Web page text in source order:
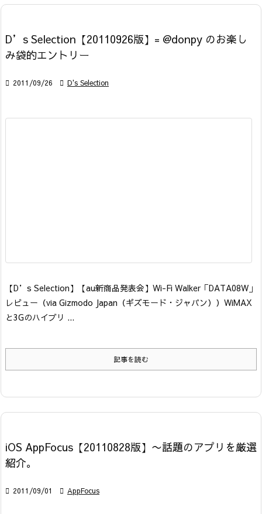
D’s Selection【20110926版】= @donpy のお楽し
み袋的エントリー
 2011/09/26  D's Selection
【D’s Selection】
【au新商品発表会】Wi-Fi Walker「DATA08W」
レビュー （via Gizmodo Japan（ギズモード・ジャパン）） WiMAX
と3Gのハイブリ ...
記事を読む
iOS AppFocus【20110828版】〜話題のアプリを厳選
紹介。
 2011/09/01  AppFocus